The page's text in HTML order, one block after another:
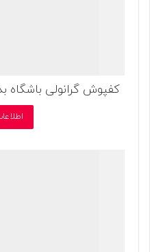
کفپوش گرانولی باشگاه